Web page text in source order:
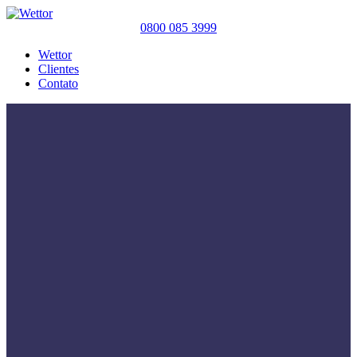
0800 085 3999
Wettor
Clientes
Contato